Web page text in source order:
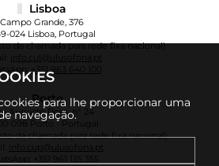
para lhe proporcionar uma
navegação.
Lisboa
Campo Grande, 376
024 Lisboa, Portugal
da chamada para rede fixa nacional)
info.cul@ulusofona.pt
+351 963 640 100
Porto
Augusto Rosa, nº 24
098 Porto - Portugal
da chamada para rede fixa nacional)
info.cup@ulusofona.pt
+351 961 135 355